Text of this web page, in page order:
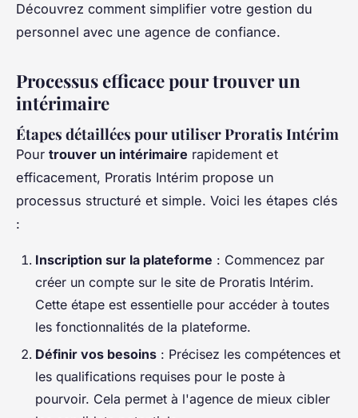
Découvrez comment simplifier votre gestion du
personnel avec une agence de confiance.
Processus efficace pour trouver un
intérimaire
Étapes détaillées pour utiliser Proratis Intérim
Pour trouver un intérimaire rapidement et
efficacement, Proratis Intérim propose un
processus structuré et simple. Voici les étapes clés
:
Inscription sur la plateforme : Commencez par
créer un compte sur le site de Proratis Intérim.
Cette étape est essentielle pour accéder à toutes
les fonctionnalités de la plateforme.
Définir vos besoins : Précisez les compétences et
les qualifications requises pour le poste à
pourvoir. Cela permet à l'agence de mieux cibler